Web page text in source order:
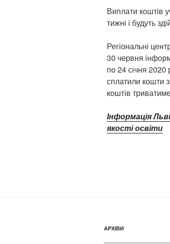
Виплати коштів
тижні і будуть
Регіональні
30 червня
по 24 січня
сплатили кошти
коштів
Інформація
якості освіти
АРХІВИ